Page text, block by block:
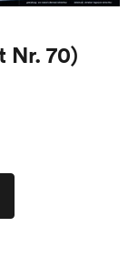
Nr. 70)